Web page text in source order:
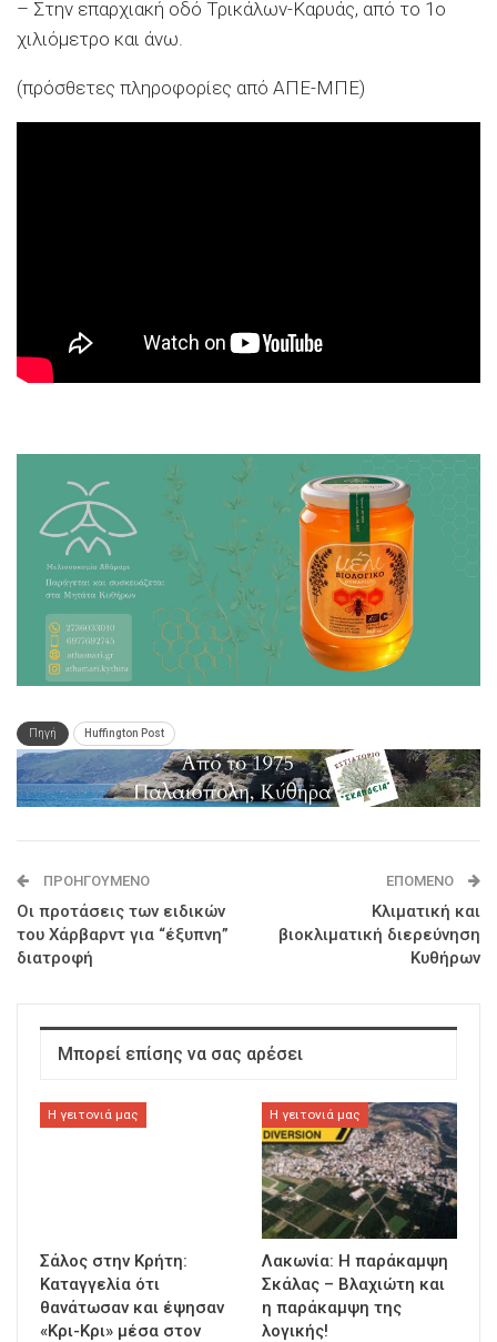
– Στην επαρχιακή οδό Τρικάλων-Καρυάς, από το 1ο
χιλιόμετρο και άνω.
(πρόσθετες πληροφορίες από ΑΠΕ-ΜΠΕ)
Πηγή Huffington Post
ΠΡΟΗΓΟΎΜΕΝΟ
Οι προτάσεις των ειδικών
του Χάρβαρντ για “έξυπνη”
διατροφή
ΕΠΌΜΕΝΟ
Κλιματική και
βιοκλιματική διερεύνηση
Κυθήρων
Μπορεί επίσης να σας αρέσει
Η γειτονιά μας
Σάλος στην Κρήτη:
Καταγγελία ότι
θανάτωσαν και έψησαν
«Κρι-Κρι» μέσα στον
Η γειτονιά μας
Λακωνία: Η παράκαμψη
Σκάλας – Βλαχιώτη και
η παράκαμψη της
λογικής!